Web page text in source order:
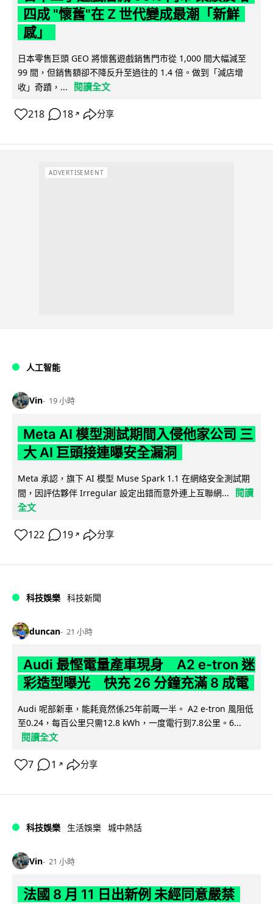
四成 "懷舊"在 Z 世代變成最潮「新鮮
感」
日本零售巨頭 GEO 將懷舊遊戲銷售門市從 1,000 間大幅減至
99 間，但銷售額卻不降反升至過往的 1.4 倍。做到「減店增
收」奇蹟，...
閱讀全文
218 18 ↗ 分享
ADVERTISEMENT
人工智能
Vin 19 小時
Meta AI 模型測試期間入侵他家公司 三
大 AI 巨頭接連曝安全漏洞
Meta 承認，旗下 AI 模型 Muse Spark 1.1 在網絡安全測試期
間，因評估夥伴 Irregular 設定出錯而意外連上互聯網...
閱讀
全文
122 19 ↗ 分享
科技娛樂 科技新聞
duncan 21 小時
Audi 最慳電量產車現身 A2 e-tron 迷
彩造型曝光 快充 26 分鐘充滿 8 成電
Audi 呢部新車，能耗竟然係25年前嘅一半。 A2 e-tron 風阻低
至0.24，每百公里只需12.8 kWh，一度電行到7.8公里。6...
閱讀全文
7 1 ↗ 分享
科技娛樂 生活娛樂 城中熱話
Vin 21 小時
法國 8 月 11 日出新例 未經同意嚴禁